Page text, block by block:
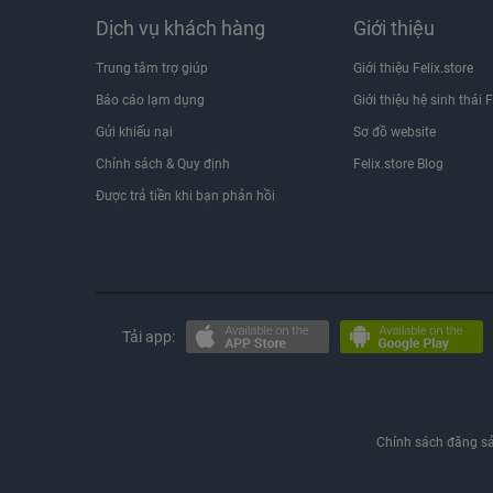
Dịch vụ khách hàng
Trung tâm trợ giúp
Báo cáo lạm dụng
Gửi khiếu nại
Chính sách & Quy định
Được trả tiền khi bạn phản hồi
Giới thiệu
Giới thiệu Felix.store
Giới thiệu hệ sinh thái
Sơ đồ website
Felix.store Blog
Tải app:
Chính sách đăng